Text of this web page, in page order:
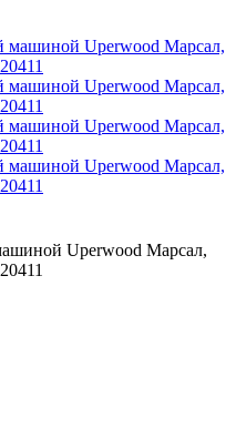
Uperwood Марсал,